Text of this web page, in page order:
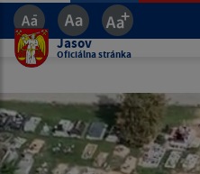
Jasov
Oficiálna stránka